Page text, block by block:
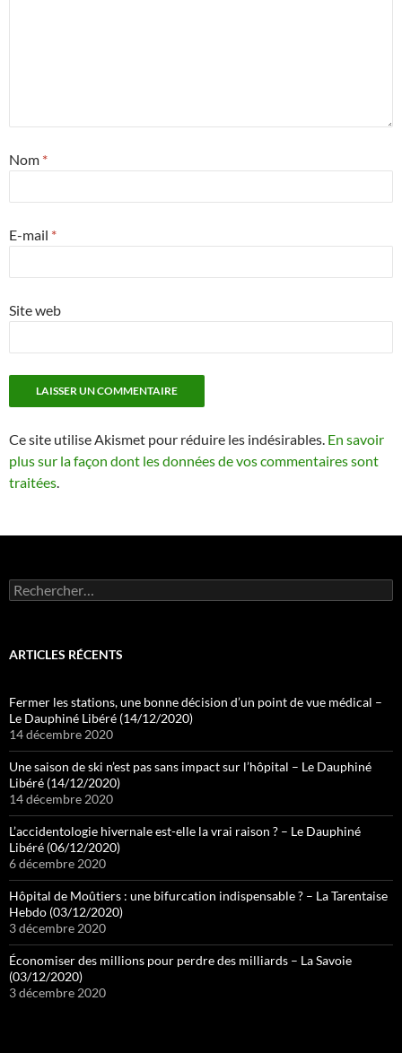
Nom *
E-mail *
Site web
Ce site utilise Akismet pour réduire les indésirables. En savoir
plus sur la façon dont les données de vos commentaires sont
traitées.
Rechercher :
ARTICLES RÉCENTS
Fermer les stations, une bonne décision d’un point de vue médical –
Le Dauphiné Libéré (14/12/2020)
14 décembre 2020
Une saison de ski n’est pas sans impact sur l’hôpital – Le Dauphiné
Libéré (14/12/2020)
14 décembre 2020
L’accidentologie hivernale est-elle la vrai raison ? – Le Dauphiné
Libéré (06/12/2020)
6 décembre 2020
Hôpital de Moûtiers : une bifurcation indispensable ? – La Tarentaise
Hebdo (03/12/2020)
3 décembre 2020
Économiser des millions pour perdre des milliards – La Savoie
(03/12/2020)
3 décembre 2020